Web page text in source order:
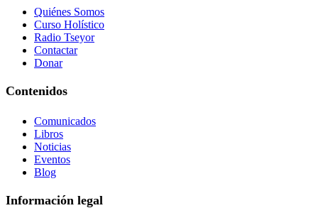
Quiénes Somos
Curso Holístico
Radio Tseyor
Contactar
Donar
Contenidos
Comunicados
Libros
Noticias
Eventos
Blog
Información legal